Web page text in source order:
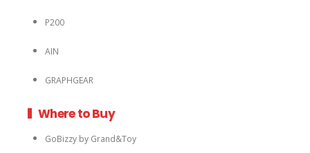
P200
AIN
GRAPHGEAR
Where to Buy
GoBizzy by Grand&Toy